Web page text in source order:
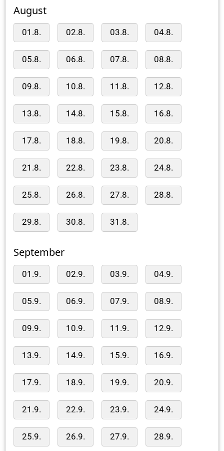
August
01.8. 02.8. 03.8. 04.8.
05.8. 06.8. 07.8. 08.8.
09.8. 10.8. 11.8. 12.8.
13.8. 14.8. 15.8. 16.8.
17.8. 18.8. 19.8. 20.8.
21.8. 22.8. 23.8. 24.8.
25.8. 26.8. 27.8. 28.8.
29.8. 30.8. 31.8.
September
01.9. 02.9. 03.9. 04.9.
05.9. 06.9. 07.9. 08.9.
09.9. 10.9. 11.9. 12.9.
13.9. 14.9. 15.9. 16.9.
17.9. 18.9. 19.9. 20.9.
21.9. 22.9. 23.9. 24.9.
25.9. 26.9. 27.9. 28.9.